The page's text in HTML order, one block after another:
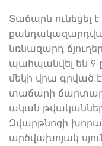
Տաճարն ունեցել
նռնազարդ
պահպանվել են
մեկի վրա գրված
տաճարի
ական
Զվարթնոցի
արծվախոյակ